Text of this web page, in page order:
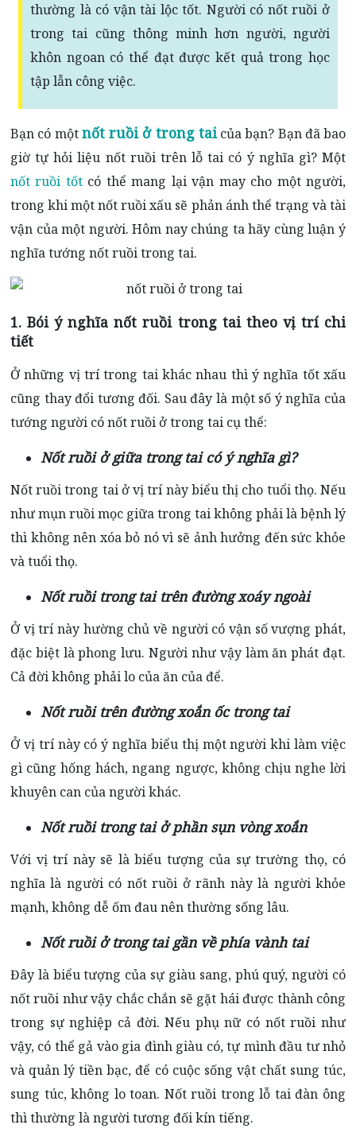
thường là có vận tài lộc tốt. Người có nốt ruồi ở
trong tai cũng thông minh hơn người, người
khôn ngoan có thể đạt được kết quả trong học
tập lẫn công việc.
Bạn có mộtnốt ruồi ở trong taicủa bạn? Bạn đã bao
giờ tự hỏi liệu nốt ruồi trên lỗ tai có ý nghĩa gì? Một
nốt ruồi tốtcó thể mang lại vận may cho một người,
trong khi một nốt ruồi xấu sẽ phản ánh thể trạng và tài
vận của một người. Hôm nay chúng ta hãy cùng luận ý
nghĩa tướng nốt ruồi trong tai.
1. Bói ý nghĩa nốt ruồi trong tai theo vị trí chi
tiết
Ở những vị trí trong tai khác nhau thì ý nghĩa tốt xấu
cũng thay đổi tương đối. Sau đây là một số ý nghĩa của
tướng người có nốt ruồi ở trong tai cụ thể:
Nốt ruồi ở giữa trong tai có ý nghĩa gì?
Nốt ruồi trong tai ở vị trí này biểu thị cho tuổi thọ. Nếu
như mụn ruồi mọc giữa trong tai không phải là bệnh lý
thì không nên xóa bỏ nó vì sẽ ảnh hưởng đến sức khỏe
và tuổi thọ.
Nốt ruồi trong tai trên đường xoáy ngoài
Ở vị trí này hường chủ về người có vận số vượng phát,
đặc biệt là phong lưu. Người như vậy làm ăn phát đạt.
Cả đời không phải lo của ăn của để.
Nốt ruồi trên đường xoắn ốc trong tai
Ở vị trí này có ý nghĩa biểu thị một người khi làm việc
gì cũng hống hách, ngang ngược, không chịu nghe lời
khuyên can của người khác.
Nốt ruồi trong tai ở phần sụn vòng xoắn
Với vị trí này sẽ là biểu tượng của sự trường thọ, có
nghĩa là người có nốt ruồi ở rãnh này là người khỏe
mạnh, không dễ ốm đau nên thường sống lâu.
Nốt ruồi ở trong tai gần về phía vành tai
Đây là biểu tượng của sự giàu sang, phú quý, người có
nốt ruồi như vậy chắc chắn sẽ gặt hái được thành công
trong sự nghiệp cả đời. Nếu phụ nữ có nốt ruồi như
vậy, có thể gả vào gia đình giàu có, tự mình đầu tư nhỏ
và quản lý tiền bạc, để có cuộc sống vật chất sung túc,
sung túc, không lo toan. Nốt ruồi trong lỗ tai đàn ông
thì thường là người tương đối kín tiếng.